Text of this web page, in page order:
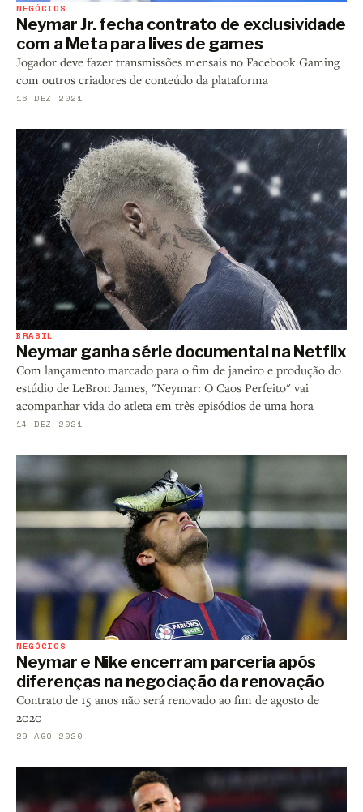
NEGÓCIOS
Neymar Jr. fecha contrato de exclusividade
com a Meta para lives de games
Jogador deve fazer transmissões mensais no Facebook Gaming
com outros criadores de conteúdo da plataforma
16 DEZ 2021
BRASIL
Neymar ganha série documental na Netflix
Com lançamento marcado para o fim de janeiro e produção do
estúdio de LeBron James, "Neymar: O Caos Perfeito" vai
acompanhar vida do atleta em três episódios de uma hora
14 DEZ 2021
NEGÓCIOS
Neymar e Nike encerram parceria após
diferenças na negociação da renovação
Contrato de 15 anos não será renovado ao fim de agosto de
2020
29 AGO 2020